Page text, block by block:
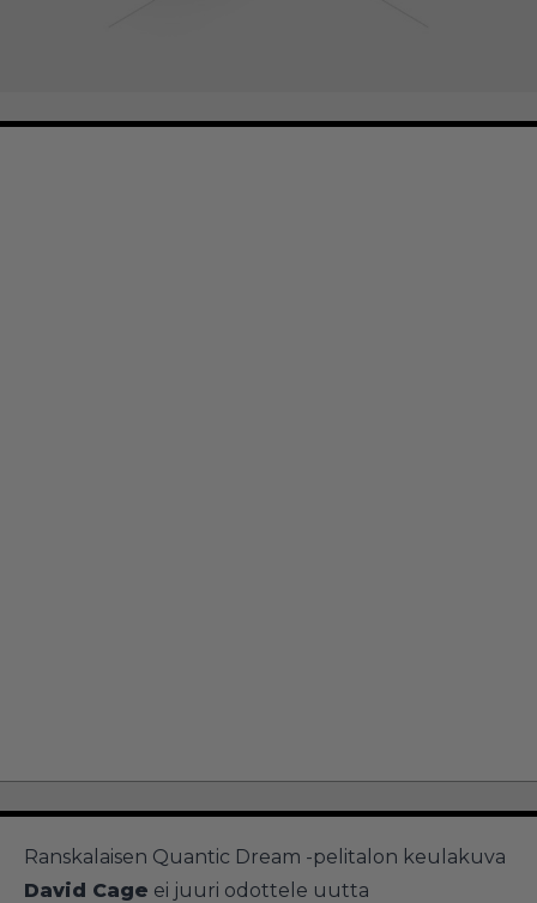
Ranskalaisen Quantic Dream -pelitalon keulakuva
David Cage ei juuri odottele uutta